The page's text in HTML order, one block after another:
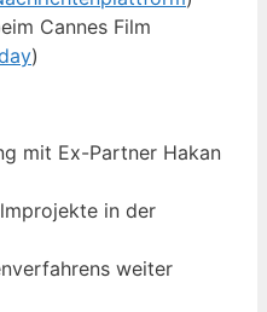
Cannes Film
)
mit Ex-Partner Hakan
in der
weiter